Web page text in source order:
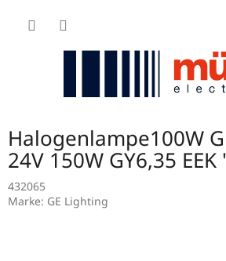
Inhalt
Halogenlampe100W
24V 150W GY6,35 EEK
432065
Marke: GE Lighting